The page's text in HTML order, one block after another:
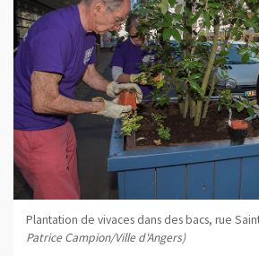
Plantation de vivaces dans des bacs, rue
Patrice Campion/Ville d'Angers)